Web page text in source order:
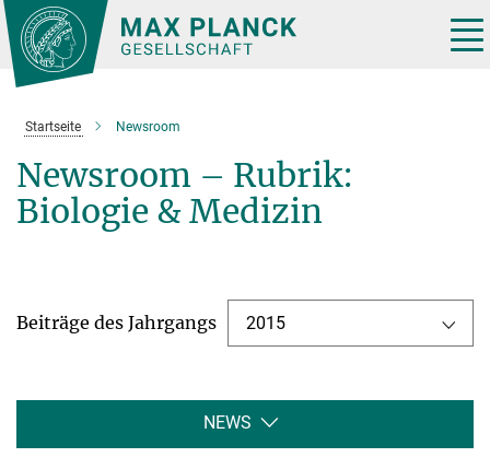
Hauptinhalt
Startseite Newsroom
Newsroom – Rubrik:
Biologie & Medizin
Beiträge des Jahrgangs 2015
NEWS